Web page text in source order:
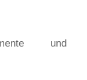
und